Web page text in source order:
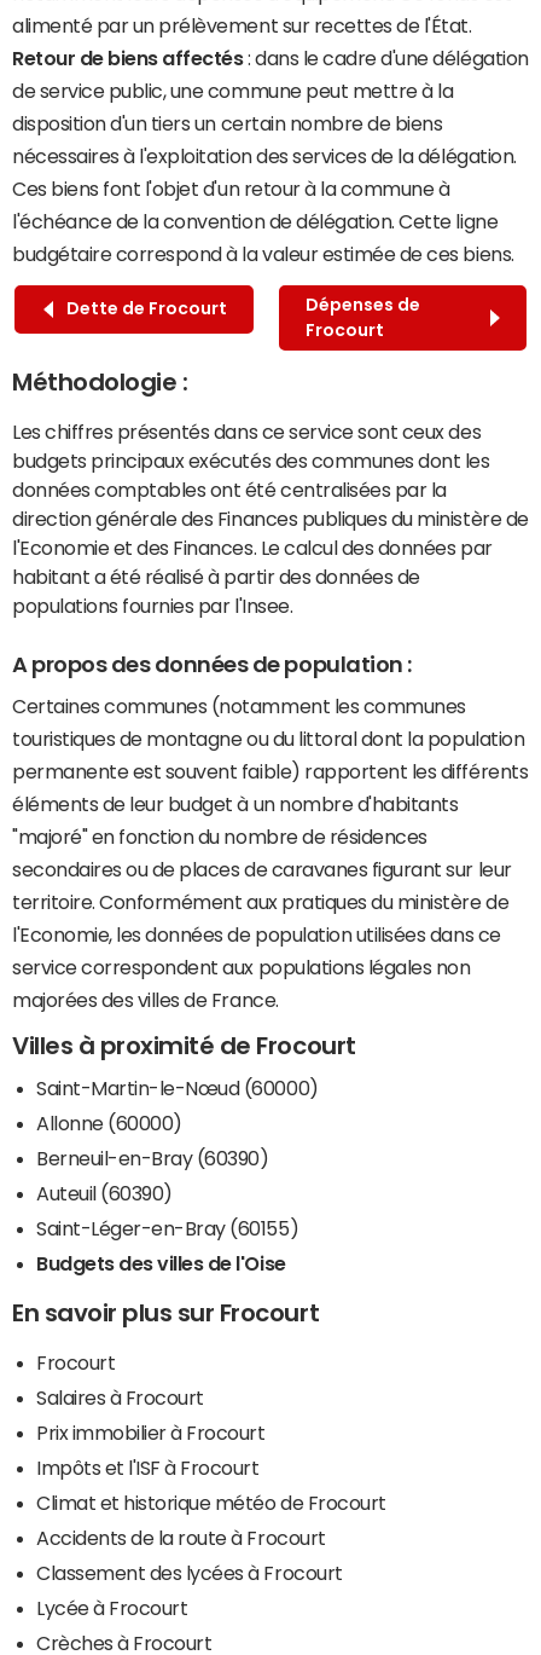
alimenté par un prélèvement sur recettes de l'État.
Retour de biens affectés: dans le cadre d'une délégation
de service public, une commune peut mettre à la
disposition d'un tiers un certain nombre de biens
nécessaires à l'exploitation des services de la délégation.
Ces biens font l'objet d'un retour à la commune à
l'échéance de la convention de délégation. Cette ligne
budgétaire correspond à la valeur estimée de ces biens.
Dette de Frocourt
Dépenses de
Frocourt
Méthodologie :
Les chiffres présentés dans ce service sont ceux des
budgets principaux exécutés des communes dont les
données comptables ont été centralisées par la
direction générale des Finances publiques du ministère de
l'Economie et des Finances. Le calcul des données par
habitant a été réalisé à partir des données de
populations fournies par l'Insee.
A propos des données de population :
Certaines communes (notamment les communes
touristiques de montagne ou du littoral dont la population
permanente est souvent faible) rapportent les différents
éléments de leur budget à un nombre d'habitants
"majoré" en fonction du nombre de résidences
secondaires ou de places de caravanes figurant sur leur
territoire. Conformément aux pratiques du ministère de
l'Economie, les données de population utilisées dans ce
service correspondent aux populations légales non
majorées des villes de France.
Villes à proximité de Frocourt
Saint-Martin-le-Nœud (60000)
Allonne (60000)
Berneuil-en-Bray (60390)
Auteuil (60390)
Saint-Léger-en-Bray (60155)
Budgets des villes de l'Oise
En savoir plus sur Frocourt
Frocourt
Salaires à Frocourt
Prix immobilier à Frocourt
Impôts et l'ISF à Frocourt
Climat et historique météo de Frocourt
Accidents de la route à Frocourt
Classement des lycées à Frocourt
Lycée à Frocourt
Crèches à Frocourt